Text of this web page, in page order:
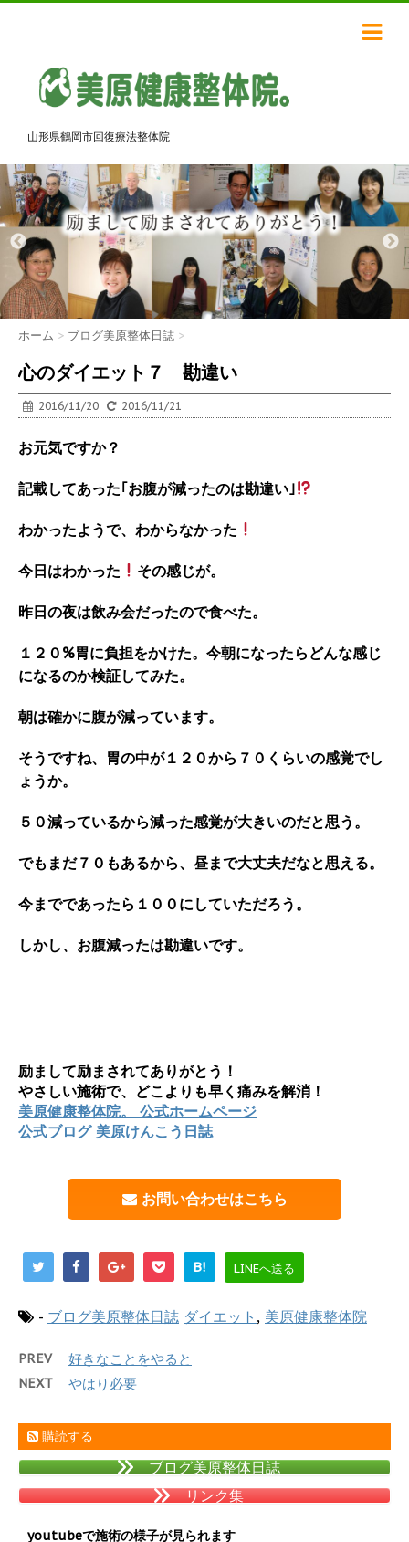
山形県鶴岡市回復療法整体院
ホーム > ブログ美原整体日誌 >
心のダイエット７ 勘違い
2016/11/20 2016/11/21
お元気ですか？
記載してあった｢お腹が減ったのは勘違い｣
わかったようで、わからなかった
今日はわかった その感じが。
昨日の夜は飲み会だったので食べた。
１２０%胃に負担をかけた。今朝になったらどんな感じ
になるのか検証してみた。
朝は確かに腹が減っています。
そうですね、胃の中が１２０から７０くらいの感覚でし
ょうか。
５０減っているから減った感覚が大きいのだと思う。
でもまだ７０もあるから、昼まで大丈夫だなと思える。
今までであったら１００にしていただろう。
しかし、お腹減ったは勘違いです。
励まして励まされてありがとう！
やさしい施術で、どこよりも早く痛みを解消！
美原健康整体院。 公式ホームページ
公式ブログ 美原けんこう日誌
お問い合わせはこちら
B! LINEへ送る
- ブログ美原整体日誌 ダイエット , 美原健康整体院
PREV 好きなことをやると
NEXT やはり必要
購読する
ブログ美原整体日誌
リンク集
youtubeで施術の様子が見られます